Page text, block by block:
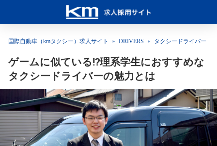
国際自動車（kmタクシー）求人サイト DRIVERS タクシードライバー
ゲームに似ている!?理系学生におすすめな
タクシードライバーの魅力とは